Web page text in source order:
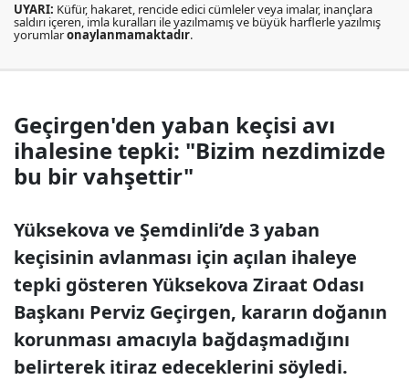
UYARI: Küfür, hakaret, rencide edici cümleler veya imalar, inançlara
saldırı içeren, imla kuralları ile yazılmamış ve büyük harflerle yazılmış
yorumlaronaylanmamaktadır.
Geçirgen'den yaban keçisi avı
ihalesine tepki: "Bizim nezdimizde
bu bir vahşettir"
Yüksekova ve Şemdinli’de 3 yaban
keçisinin avlanması için açılan ihaleye
tepki gösteren Yüksekova Ziraat Odası
Başkanı Perviz Geçirgen, kararın doğanın
korunması amacıyla bağdaşmadığını
belirterek itiraz edeceklerini söyledi.